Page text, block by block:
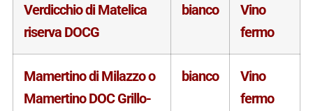
Verdicchio di Matelica
riserva DOCG
bianco
Vino
fermo
Mamertino di Milazzo o
Mamertino DOC Grillo-
bianco
Vino
fermo